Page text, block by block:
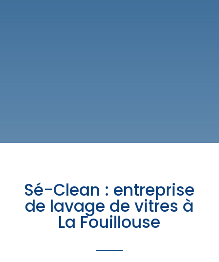
Sé-Clean : entreprise
de lavage de vitres à
La Fouillouse